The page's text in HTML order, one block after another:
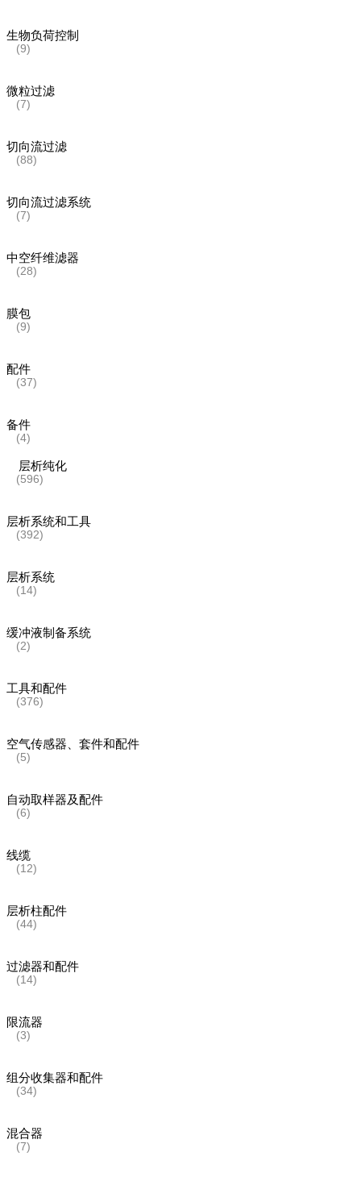
生物负荷控制
(9)
微粒过滤
(7)
切向流过滤
(88)
切向流过滤系统
(7)
中空纤维滤器
(28)
膜包
(9)
配件
(37)
备件
(4)
层析纯化
(596)
层析系统和工具
(392)
层析系统
(14)
缓冲液制备系统
(2)
工具和配件
(376)
空气传感器、套件和配件
(5)
自动取样器及配件
(6)
线缆
(12)
层析柱配件
(44)
过滤器和配件
(14)
限流器
(3)
组分收集器和配件
(34)
混合器
(7)